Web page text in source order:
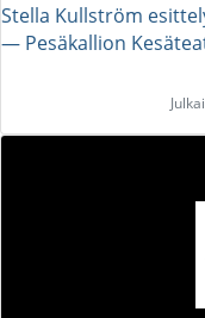
Stella Kullström
― Pesäkallion